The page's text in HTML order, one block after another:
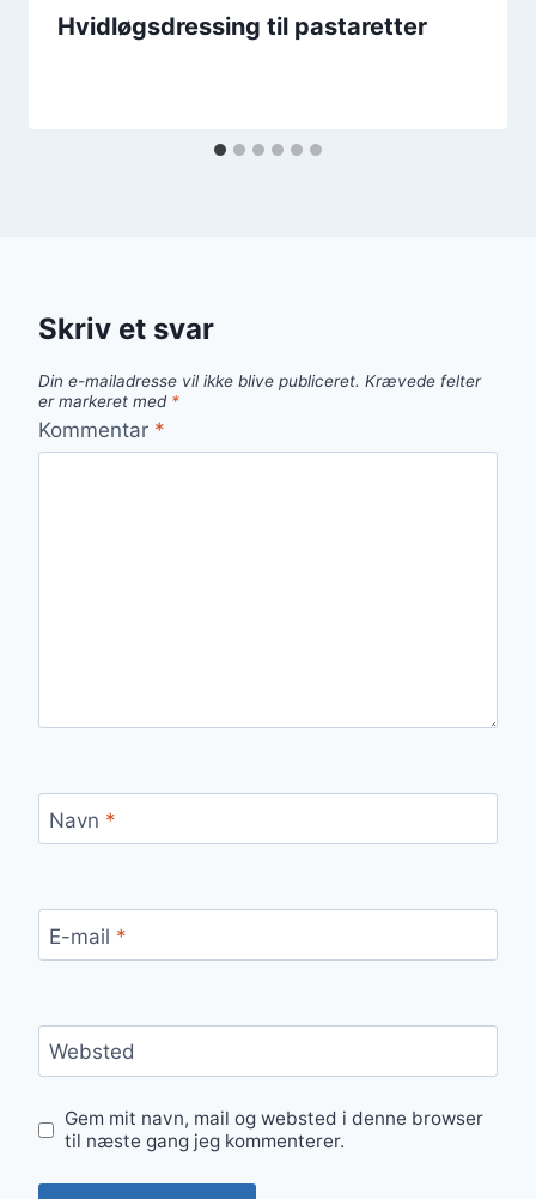
Hvidløgsdressing til pastaretter
Skriv et svar
Din e-mailadresse vil ikke blive publiceret. Krævede felter
er markeret med *
Kommentar *
Navn *
E-mail *
Websted
Gem mit navn, mail og websted i denne browser
til næste gang jeg kommenterer.